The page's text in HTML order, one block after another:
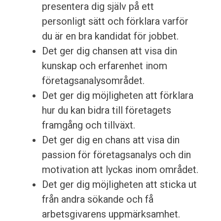
presentera dig själv på ett
personligt sätt och förklara varför
du är en bra kandidat för jobbet.
Det ger dig chansen att visa din
kunskap och erfarenhet inom
företagsanalysområdet.
Det ger dig möjligheten att förklara
hur du kan bidra till företagets
framgång och tillväxt.
Det ger dig en chans att visa din
passion för företagsanalys och din
motivation att lyckas inom området.
Det ger dig möjligheten att sticka ut
från andra sökande och få
arbetsgivarens uppmärksamhet.